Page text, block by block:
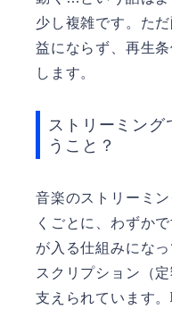
少し複雑です。た
益にならず、再生
します。
ストリーミン
うこと？
音楽のストリーミ
くごとに、わずか
が入る仕組みにな
スクリプション（
支えられています